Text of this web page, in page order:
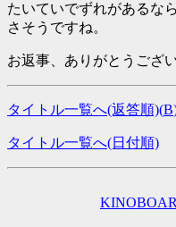
たいていでずれがあるな
さそうですね。
お返事、ありがとうござ
タイトル一覧へ(返答順)(B
タイトル一覧へ(日付順)